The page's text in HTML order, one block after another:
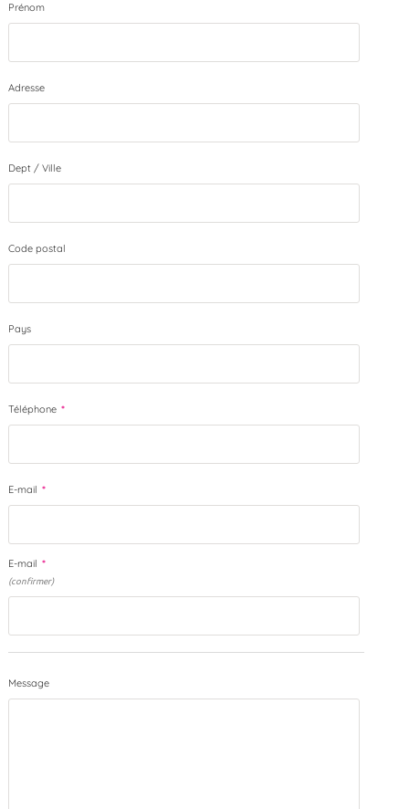
Prénom
Adresse
Dept / Ville
Code postal
Pays
Téléphone *
E-mail *
E-mail *
(confirmer)
Message